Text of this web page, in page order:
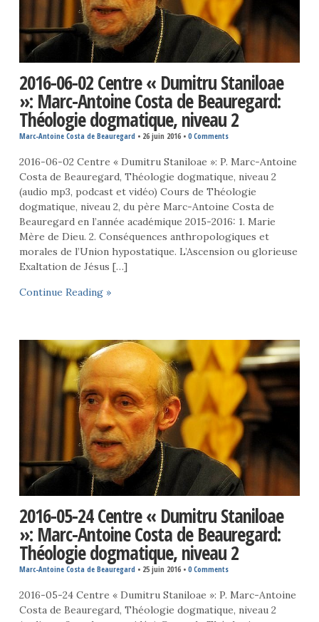
2016-06-02 Centre « Dumitru Staniloae
»: Marc-Antoine Costa de Beauregard:
Théologie dogmatique, niveau 2
Marc-Antoine Costa de Beauregard • 26 juin 2016• 0 Comments
2016-06-02 Centre « Dumitru Staniloae »: P. Marc-Antoine
Costa de Beauregard, Théologie dogmatique, niveau 2
(audio mp3, podcast et vidéo) Cours de Théologie
dogmatique, niveau 2, du père Marc-Antoine Costa de
Beauregard en l’année académique 2015-2016: 1. Marie
Mère de Dieu. 2. Conséquences anthropologiques et
morales de l’Union hypostatique. L’Ascension ou glorieuse
Exaltation de Jésus […]
Continue Reading »
2016-05-24 Centre « Dumitru Staniloae
»: Marc-Antoine Costa de Beauregard:
Théologie dogmatique, niveau 2
Marc-Antoine Costa de Beauregard • 25 juin 2016• 0 Comments
2016-05-24 Centre « Dumitru Staniloae »: P. Marc-Antoine
Costa de Beauregard, Théologie dogmatique, niveau 2